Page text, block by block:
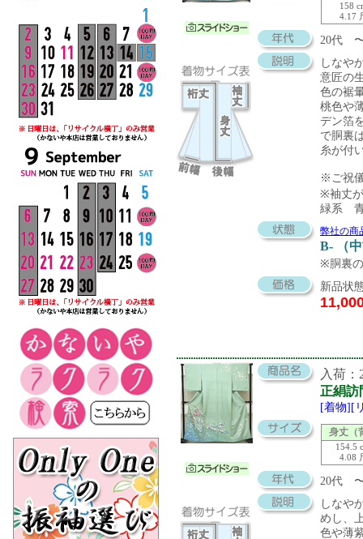
158
4.17
20代
しなや
意匠の
色の裾
桃色や
デン箔
で胴裏
糸が付
※ご祝
※袖丈
緑系
弊社の商
B- （
※胴裏
新品状
入荷：
正絹訪
[着物][
身丈（
154.5
4.08
20代
しなや
めし、
色や薄